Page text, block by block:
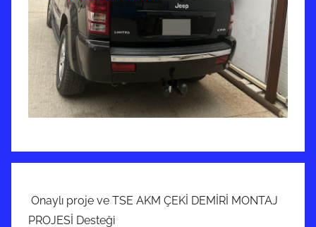
Onaylı proje ve TSE AKM ÇEKİ DEMİRİ MONTAJ
PROJESİ Desteği